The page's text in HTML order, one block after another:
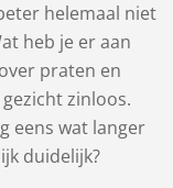
helemaal niet
heb je er aan
praten en
zinloos.
eens wat langer
duidelijk?